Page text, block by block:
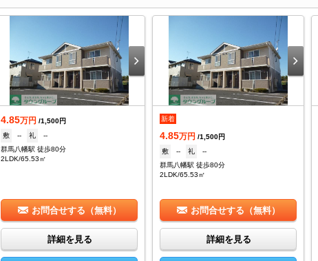
4.85万円 /1,500円
敷
-- 礼
--
群馬八幡駅 徒歩80分
2LDK/65.53㎡
お問合せする（無料）
詳細を見る
新着
4.85万円 /1,500円
敷
-- 礼
--
群馬八幡駅 徒歩80分
2LDK/65.53㎡
お問合せする（無料）
詳細を見る